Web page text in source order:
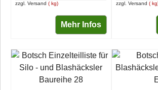
zzgl. Versand kg
Mehr Infos
zzgl. Versand kg